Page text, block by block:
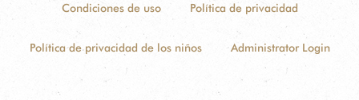
Condiciones de uso Política de privacidad
Política de privacidad de los niños Administrator Login